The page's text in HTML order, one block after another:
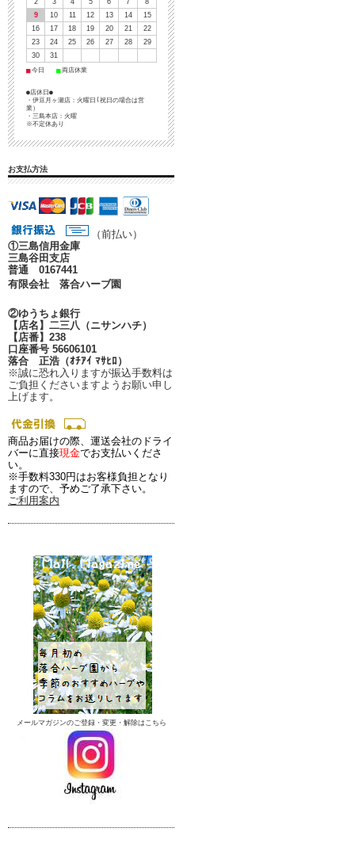
2 3 4 5 6 7
8
9
10 11 12 13 14
15
16
17 18 19 20 21
22
23
24 25 26 27 28
29
30
31
■ 今日 ■ 両店休業
●店休日●
・伊豆月ヶ瀬店：火曜日(祝日の場合は営
業）
・三島本店：火曜
※不定休あり
お支払方法
（前払い）
①三島信用金庫
三島谷田支店
普通 0167441
有限会社 落合ハーブ園
②ゆうちょ銀行
【店名】二三八（ニサンハチ）
【店番】238
口座番号 56606101
落合 正浩（ｵﾁｱｲ ﾏｻﾋﾛ）
※誠に恐れ入りますが振込手数料は
ご負担くださいますようお願い申し
上げます。
商品お届けの際、運送会社のドライ
バーに直接現金でお支払いくださ
い。
※手数料330円はお客様負担となり
ますので、予めご了承下さい。
ご利用案内
メールマガジンのご登録・変更・解除はこちら